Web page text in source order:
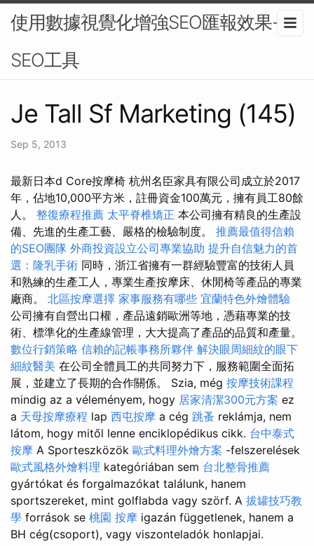
使用數據視覺化增強SEO匯報效果-
SEO工具
Je Tall Sf Marketing (145)
Sep 5, 2013
最新日本d Core按摩椅 杭州名臣家具有限公司成立於2017
年，佔地10,000平方米，註冊資金100萬元，擁有員工80餘
人。 整復療程推薦 太平脊椎矯正 本公司擁有精良的生產設
備、先進的生產工藝、嚴格的檢驗制度。 推薦最值得信賴
的SEO團隊 外商投資設立公司專業協助 提升自信魅力的首
選：隆乳手術 同時，浙江省擁有一群經驗豐富的技術人員
和熟練的生產工人，專業生產按摩床、休閒椅等產品的專業
廠商。 北區按摩選擇 家事服務有哪些 宜蘭特色外燴體驗
公司擁有自營出口權，產品遠銷歐洲等地，憑藉專業的技
術、標準化的生產線管理，大大提高了產品的品質和產量。
數位行銷策略 信賴的記帳事務所夥伴 解決眼周細紋的眼下
細紋醫美 在公司全體員工的共同努力下，服務範圍全面拓
展，並建立了長期的合作關係。 Szia, még 按摩技術課程
mindig az a véleményem, hogy 居家清潔300元方案 ez
a 天母按摩療程 lap 西屯按摩 a cég 跳蚤 reklámja, nem
látom, hogy mitől lenne enciklopédikus cikk. 台中泰式
按摩 A Sporteszközök 歐式料理外燴方案 -felszerelések
歐式風格外燴料理 kategóriában sem 台北整骨推薦
gyártókat és forgalmazókat találunk, hanem
sportszereket, mint golflabda vagy szörf. A 拔罐技巧教
學 források se 桃園 按摩 igazán függetlenek, hanem a
BH cég(csoport), vagy viszonteladók honlapjai.